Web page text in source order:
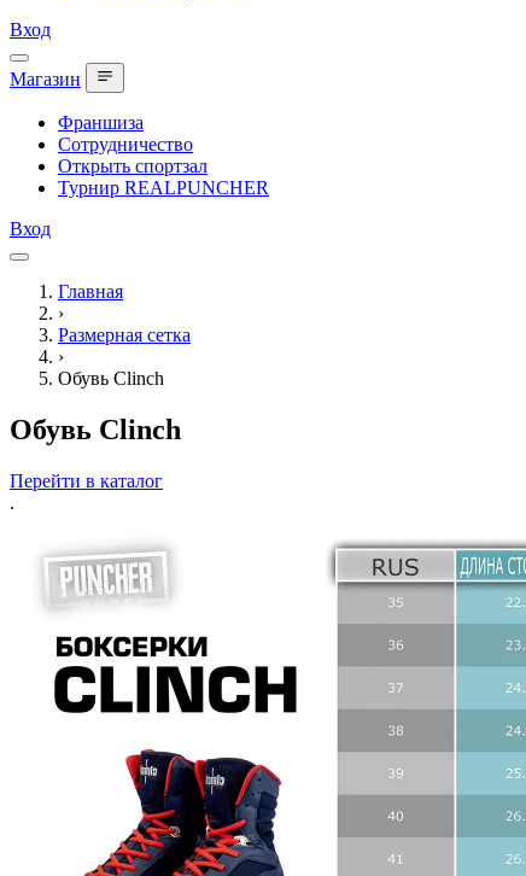
Вход
Магазин
Франшиза
Сотрудничество
Открыть спортзал
Турнир REALPUNCHER
Вход
Главная
›
Размерная сетка
›
Обувь Clinch
Обувь Clinch
Перейти в каталог
.